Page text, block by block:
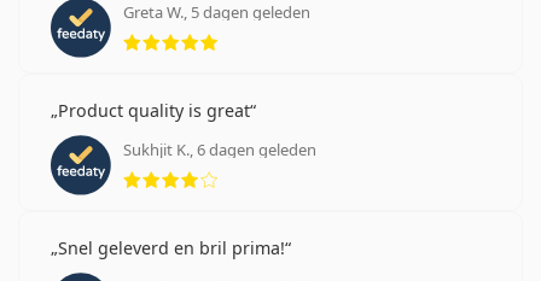
Greta W., 5 dagen geleden
Beoordeling 5 van 5
Product quality is great
Sukhjit K., 6 dagen geleden
Beoordeling 4 van 5
Snel geleverd en bril prima!